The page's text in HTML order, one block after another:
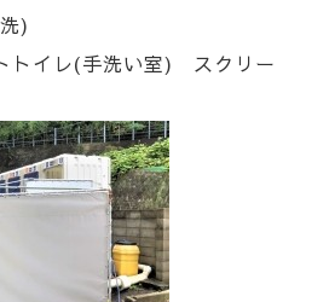
洗)
(手洗い室) スクリー